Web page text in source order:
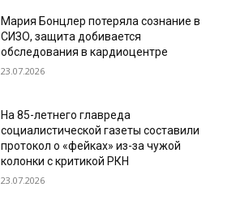
Мария Бонцлер потеряла сознание в
СИЗО, защита добивается
обследования в кардиоцентре
23.07.2026
На 85-летнего главреда
социалистической газеты составили
протокол о «фейках» из-за чужой
колонки с критикой РКН
23.07.2026